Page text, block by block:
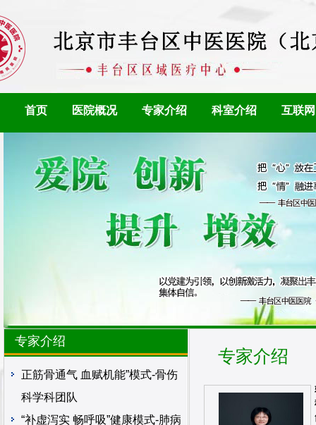
首页 医院概况 专家介绍 科室介绍 互联
专家介绍
正筋骨通气 血赋机能”模式-骨伤
科学科团队
“补虚泻实 畅呼吸”健康模式-肺病
专家介绍